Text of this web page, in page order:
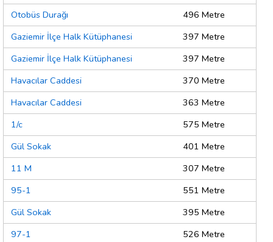
Otobüs Durağı
496 Metre
Gaziemir İlçe Halk Kütüphanesi
397 Metre
Gaziemir İlçe Halk Kütüphanesi
397 Metre
Havacılar Caddesi
370 Metre
Havacılar Caddesi
363 Metre
1/c
575 Metre
Gül Sokak
401 Metre
11 M
307 Metre
95-1
551 Metre
Gül Sokak
395 Metre
97-1
526 Metre